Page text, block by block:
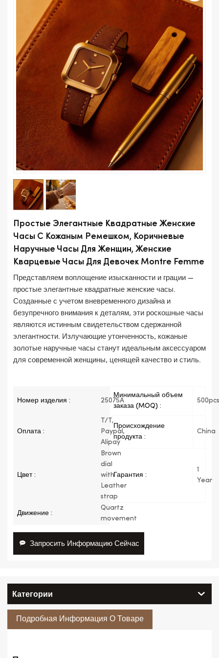
Простые Элегантные Квадратные Женские
Часы С Кожаным Ремешком, Коричневые
Наручные Часы Для Женщин, Женские
Кварцевые Часы Для Девочек Montre Femme
Представляем воплощение изысканности и грации —
простые элегантные квадратные женские часы.
Созданные с учетом вневременного дизайна и
безупречного внимания к деталям, эти роскошные часы
являются истинным свидетельством сдержанной
элегантности. Излучающие утонченность, кожаные
золотые наручные часы станут идеальным аксессуаром
для современной женщины, ценящей качество и стиль.
Номер изделия : 25075A
Минимальный объем
заказа (MOQ) :
500pcs
Оплата :
T/T,
Paypal,
Alipay
Происхождение
продукта :
China
Цвет :
Brown
dial
with
Leather
strap
Гарантия :
1
Year
Движение :
Quartz
movement
Запросить Информацию Сейчас
Категории
Подробная Информация О Товаре